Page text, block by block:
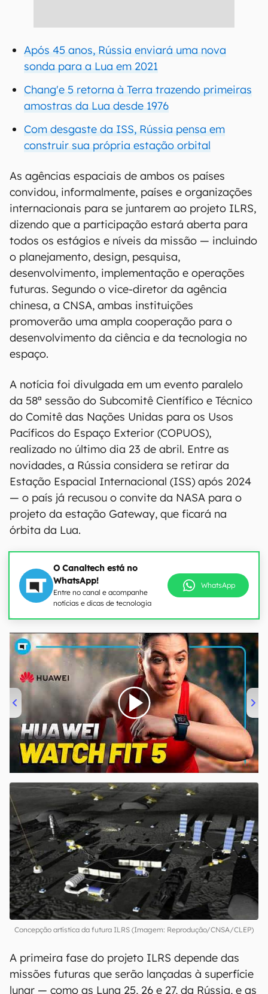
Após 45 anos, Rússia enviará uma nova
sonda para a Lua em 2021
Chang'e 5 retorna à Terra trazendo primeiras
amostras da Lua desde 1976
Com desgaste da ISS, Rússia pensa em
construir sua própria estação orbital
As agências espaciais de ambos os países
convidou, informalmente, países e organizações
internacionais para se juntarem ao projeto ILRS,
dizendo que a participação estará aberta para
todos os estágios e níveis da missão — incluindo
o planejamento, design, pesquisa,
desenvolvimento, implementação e operações
futuras. Segundo o vice-diretor da agência
chinesa, a CNSA, ambas instituições
promoverão uma ampla cooperação para o
desenvolvimento da ciência e da tecnologia no
espaço.
A notícia foi divulgada em um evento paralelo
da 58ª sessão do Subcomitê Científico e Técnico
do Comitê das Nações Unidas para os Usos
Pacíficos do Espaço Exterior (COPUOS),
realizado no último dia 23 de abril. Entre as
novidades, a Rússia considera se retirar da
Estação Espacial Internacional (ISS) após 2024
— o país já recusou o convite da NASA para o
projeto da estação Gateway, que ficará na
órbita da Lua.
O Canaltech está no
WhatsApp!
Entre no canal e acompanhe
notícias e dicas de tecnologia
WhatsApp
00:00/04:51
Concepção artística da futura ILRS (Imagem: Reprodução/CNSA/CLEP)
A primeira fase do projeto ILRS depende das
missões futuras que serão lançadas à superfície
lunar — como as Luna 25, 26 e 27, da Rússia, e as